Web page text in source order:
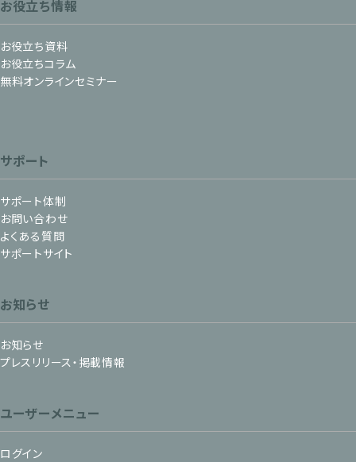
お役立ち情報
お役立ち資料
お役立ちコラム
無料オンラインセミナー
サポート
サポート体制
お問い合わせ
よくある質問
サポートサイト
お知らせ
お知らせ
プレスリリース・掲載情報
ユーザーメニュー
ログイン